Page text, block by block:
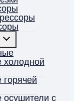
Переключить
дочернее
меню
холодной
с